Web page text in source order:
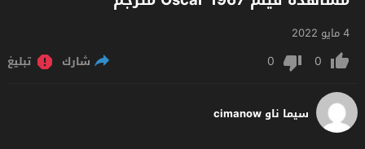
4 مايو 2022
0
0 شارك تبليغ
سيما ناو cimanow